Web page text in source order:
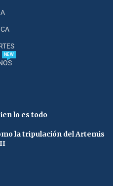
NEW
lo es todo
la tripulación del Artemis
II